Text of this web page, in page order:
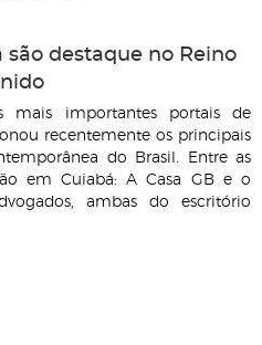
destaque no Reino
mais importantes portais de
recentemente os principais
do Brasil. Entre as
em Cuiabá: A Casa GB e o
ambas do escritório